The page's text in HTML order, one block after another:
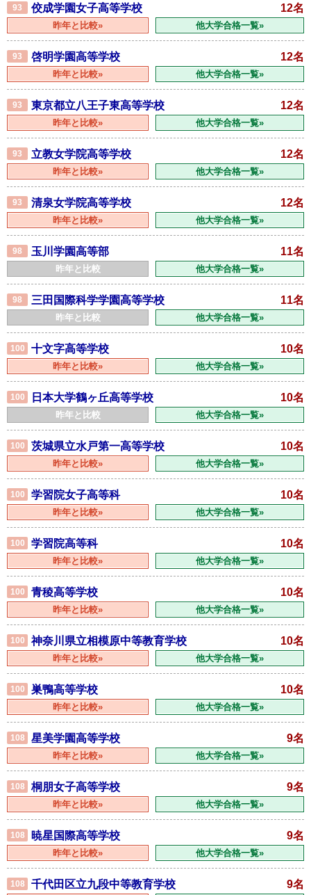
93 佼成学園女子高等学校 12名
昨年と比較» 他大学合格一覧»
93 啓明学園高等学校 12名
昨年と比較» 他大学合格一覧»
93 東京都立八王子東高等学校 12名
昨年と比較» 他大学合格一覧»
93 立教女学院高等学校 12名
昨年と比較» 他大学合格一覧»
93 清泉女学院高等学校 12名
昨年と比較» 他大学合格一覧»
98 玉川学園高等部 11名
昨年と比較 他大学合格一覧»
98 三田国際科学学園高等学校 11名
昨年と比較 他大学合格一覧»
100 十文字高等学校 10名
昨年と比較» 他大学合格一覧»
100 日本大学鶴ヶ丘高等学校 10名
昨年と比較 他大学合格一覧»
100 茨城県立水戸第一高等学校 10名
昨年と比較» 他大学合格一覧»
100 学習院女子高等科 10名
昨年と比較» 他大学合格一覧»
100 学習院高等科 10名
昨年と比較» 他大学合格一覧»
100 青稜高等学校 10名
昨年と比較» 他大学合格一覧»
100 神奈川県立相模原中等教育学校 10名
昨年と比較» 他大学合格一覧»
100 巣鴨高等学校 10名
昨年と比較» 他大学合格一覧»
108 星美学園高等学校 9名
昨年と比較» 他大学合格一覧»
108 桐朋女子高等学校 9名
昨年と比較» 他大学合格一覧»
108 暁星国際高等学校 9名
昨年と比較» 他大学合格一覧»
108 千代田区立九段中等教育学校 9名